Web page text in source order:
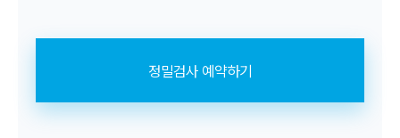
정밀검사 예약하기